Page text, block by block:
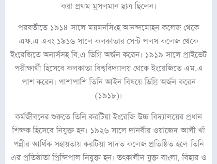
করা প্রথম মুসলমান ছাত্র ছিলেন।
পরবর্তীতে ১৯১৪ সালে ময়মনসিংহ আনন্দমোহন কলেজ থেকে
এফ.এ এবং ১৯১৬ সালে কলকাতার সেন্ট পলস কলেজ থেকে
ইংরেজিতে অনার্সসহ বি.এ ডিগ্রি অর্জন করেন। ১৯১৯ সালে প্রাইভেট
পরীক্ষার্থী হিসেবে কলকাতা বিশ্ববিদ্যালয় থেকে ইংরেজিতে এম.এ
পাশ করেন। পাশাপাশি তিনি আইন বিষয়ে ডিগ্রি অর্জন করেন
(১৯১৮)।
কর্মজীবনের শুরুতে তিনি করটিয়া ইংরেজি উচ্চ বিদ্যালয়ের প্রধান
শিক্ষক হিসেবে নিযুক্ত হন। ১৯২৬ সালে দানবীর ওয়াজেদ আলী খাঁ
পন্নীর আর্থিক সহায়তায় করটিয়া সাদত কলেজ প্রতিষ্ঠিত হলে তিনি
এর প্রতিষ্ঠাতা প্রিন্সিপাল নিযুক্ত হন। তৎকালীন যুক্ত বাংলা, বিহার ও